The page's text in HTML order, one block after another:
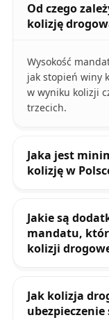
Od czego
kolizję
Wysokość
jak stopień winy
w wyniku kolizji
trzecich.
Jaka jest
kolizję w
Jakie są
mandatu,
kolizji
Jak kolizja